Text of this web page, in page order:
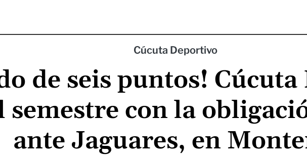
Cúcuta Deportivo
de seis puntos!
semestre con la
ante Jaguares, en